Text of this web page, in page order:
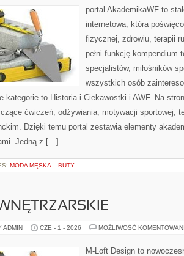
portal AkademikaWF to
internetowa, która
fizycznej, zdrowiu, terapii
pełni funkcję kompendium
specjalistów, miłośników
wszystkich osób
kategorie to Historia i Ciekawostki i AWF. Na
ćwiczeń, odżywiania, motywacji sportowej,
Dzięki temu portal zestawia elementy
Jedną z […]
MODA MĘSKA – BUTY
ADMIN CZE - 1 - 2026 MOŻLIWOŚĆ
M-Loft Design to